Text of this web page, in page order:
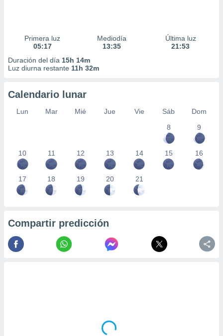
Primera luz
05:17
Mediodía
13:35
Última luz
21:53
Duración del día 15h 14m
Luz diurna restante 11h 32m
Calendario lunar
Lun Mar Mié Jue Vie Sáb
Dom
8
9
10 11 12 13 14 15 16
17 18 19 20 21
Compartir predicción